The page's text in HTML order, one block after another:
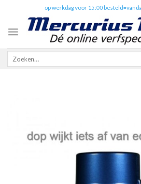
content
op werkdag voor 15:00
Zoeken